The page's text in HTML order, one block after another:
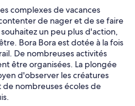
complexes de vacances
de nager et de se faire
un peu plus d'action,
Bora Bora est dotée à la fois
De nombreuses activités
être organisées. La plongée
d'observer les créatures
de nombreuses écoles de